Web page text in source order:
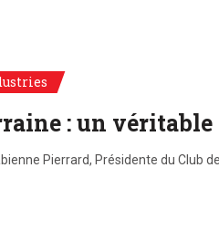
: un
Pierrard, Présidente du Club